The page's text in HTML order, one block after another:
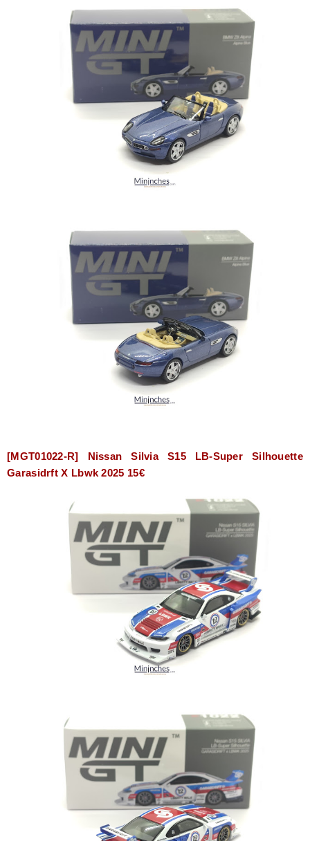
[MGT01022-R] Nissan Silvia S15 LB-Super Silhouette
Garasidrft X Lbwk 2025 15€